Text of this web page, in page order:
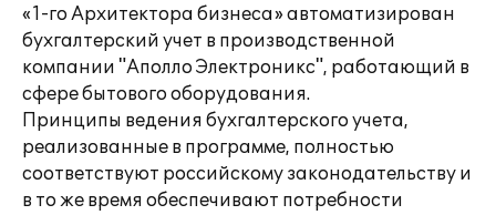
«1-го Архитектора бизнеса» автоматизирован
бухгалтерский учет в производственной
компании "Аполло Электроникс", работающий в
сфере бытового оборудования.
Принципы ведения бухгалтерского учета,
реализованные в программе, полностью
соответствуют российскому законодательству и
в то же время обеспечивают потребности